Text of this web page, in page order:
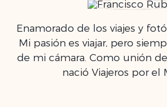
Enamorado de los viajes y
Mi pasión es viajar, pero
de mi cámara. Como unión
nació Viajeros por el